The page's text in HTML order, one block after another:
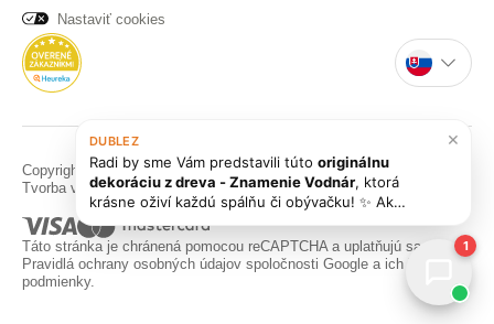
Nastaviť cookies
Copyright © DUBLEZ 2026 | Všetky práva vyhradené
Tvorba výkonných internetových obchodov odRIESENIA
Táto stránka je chránená pomocou reCAPTCHA a uplatňujú sa
Pravidlá ochrany osobných údajov spoločnosti Google a ich
Zmluvné
podmienky.
1
DUBLEZ
Radi by sme Vám predstavili túto originálnu
dekoráciu z dreva - Znamenie Vodnár, ktorá
krásne oživí každú spálňu či obývačku! ✨ Ak
hľadáte ďalšie inšpirácie, pozrite si aj naše iné
bytové dekoráciev kategórii [Bytové doplnky]
(https
×